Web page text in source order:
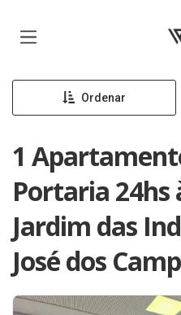
Ordenar
1
Portaria 24hs
Jardim das
José dos